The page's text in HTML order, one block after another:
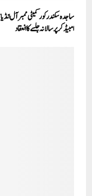
ساجدہ سکندر کور کمیٹی ممبر آل
امبیڈکر پر سالانہ جلسے کا انعقاد